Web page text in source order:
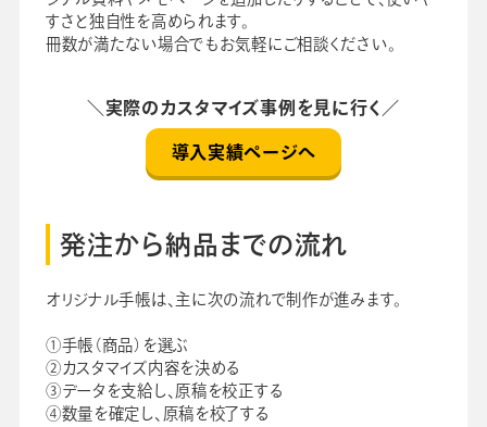
すさと独自性を高められます。
冊数が満たない場合でもお気軽にご相談ください。
＼実際のカスタマイズ事例を見に行く／
導入実績ページへ
発注から納品までの流れ
オリジナル手帳は、主に次の流れで制作が進みます。
①手帳（商品）を選ぶ
②カスタマイズ内容を決める
③データを支給し、原稿を校正する
④数量を確定し、原稿を校了する